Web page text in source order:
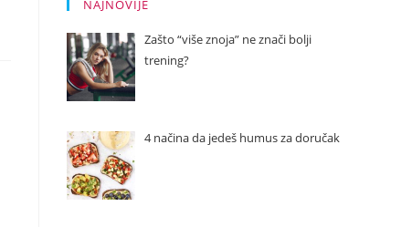
NAJNOVIJE
Zašto “više znoja” ne znači bolji
trening?
4 načina da jedeš humus za doručak